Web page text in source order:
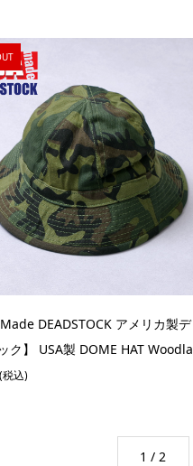
Made DEADSTOCK アメリカ製デ
ク】 USA製 DOME HAT
(税込)
1 / 2